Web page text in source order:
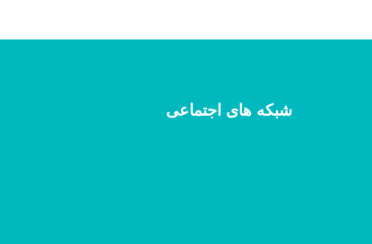
شبکه های اجتماعی